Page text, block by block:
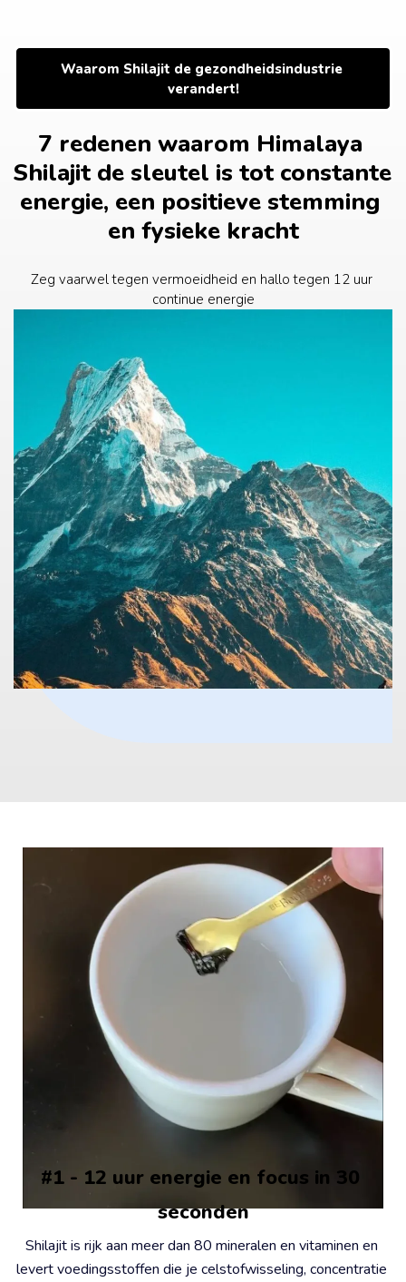
inhoud
Waarom Shilajit de gezondheidsindustrie
verandert!
7 redenen waarom Himalaya
Shilajit de sleutel is tot constante
energie, een positieve stemming
en fysieke kracht
Zeg vaarwel tegen vermoeidheid en hallo tegen 12 uur
continue energie
#1 - 12 uur energie en focus in 30
seconden
Shilajit is rijk aan meer dan 80 mineralen en vitaminen en
levert voedingsstoffen die je celstofwisseling, concentratie